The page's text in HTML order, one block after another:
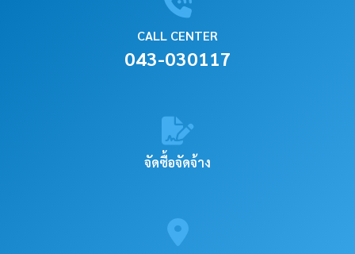
CALL CENTER
043-030117
จัดซื้อจัดจ้าง